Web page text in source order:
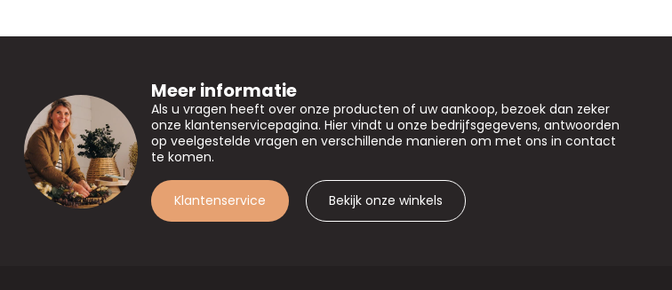
Meer informatie
Als u vragen heeft over onze producten of uw aankoop, bezoek dan zeker
onze klantenservicepagina. Hier vindt u onze bedrijfsgegevens, antwoorden
op veelgestelde vragen en verschillende manieren om met ons in contact
te komen.
Klantenservice Bekijk onze winkels